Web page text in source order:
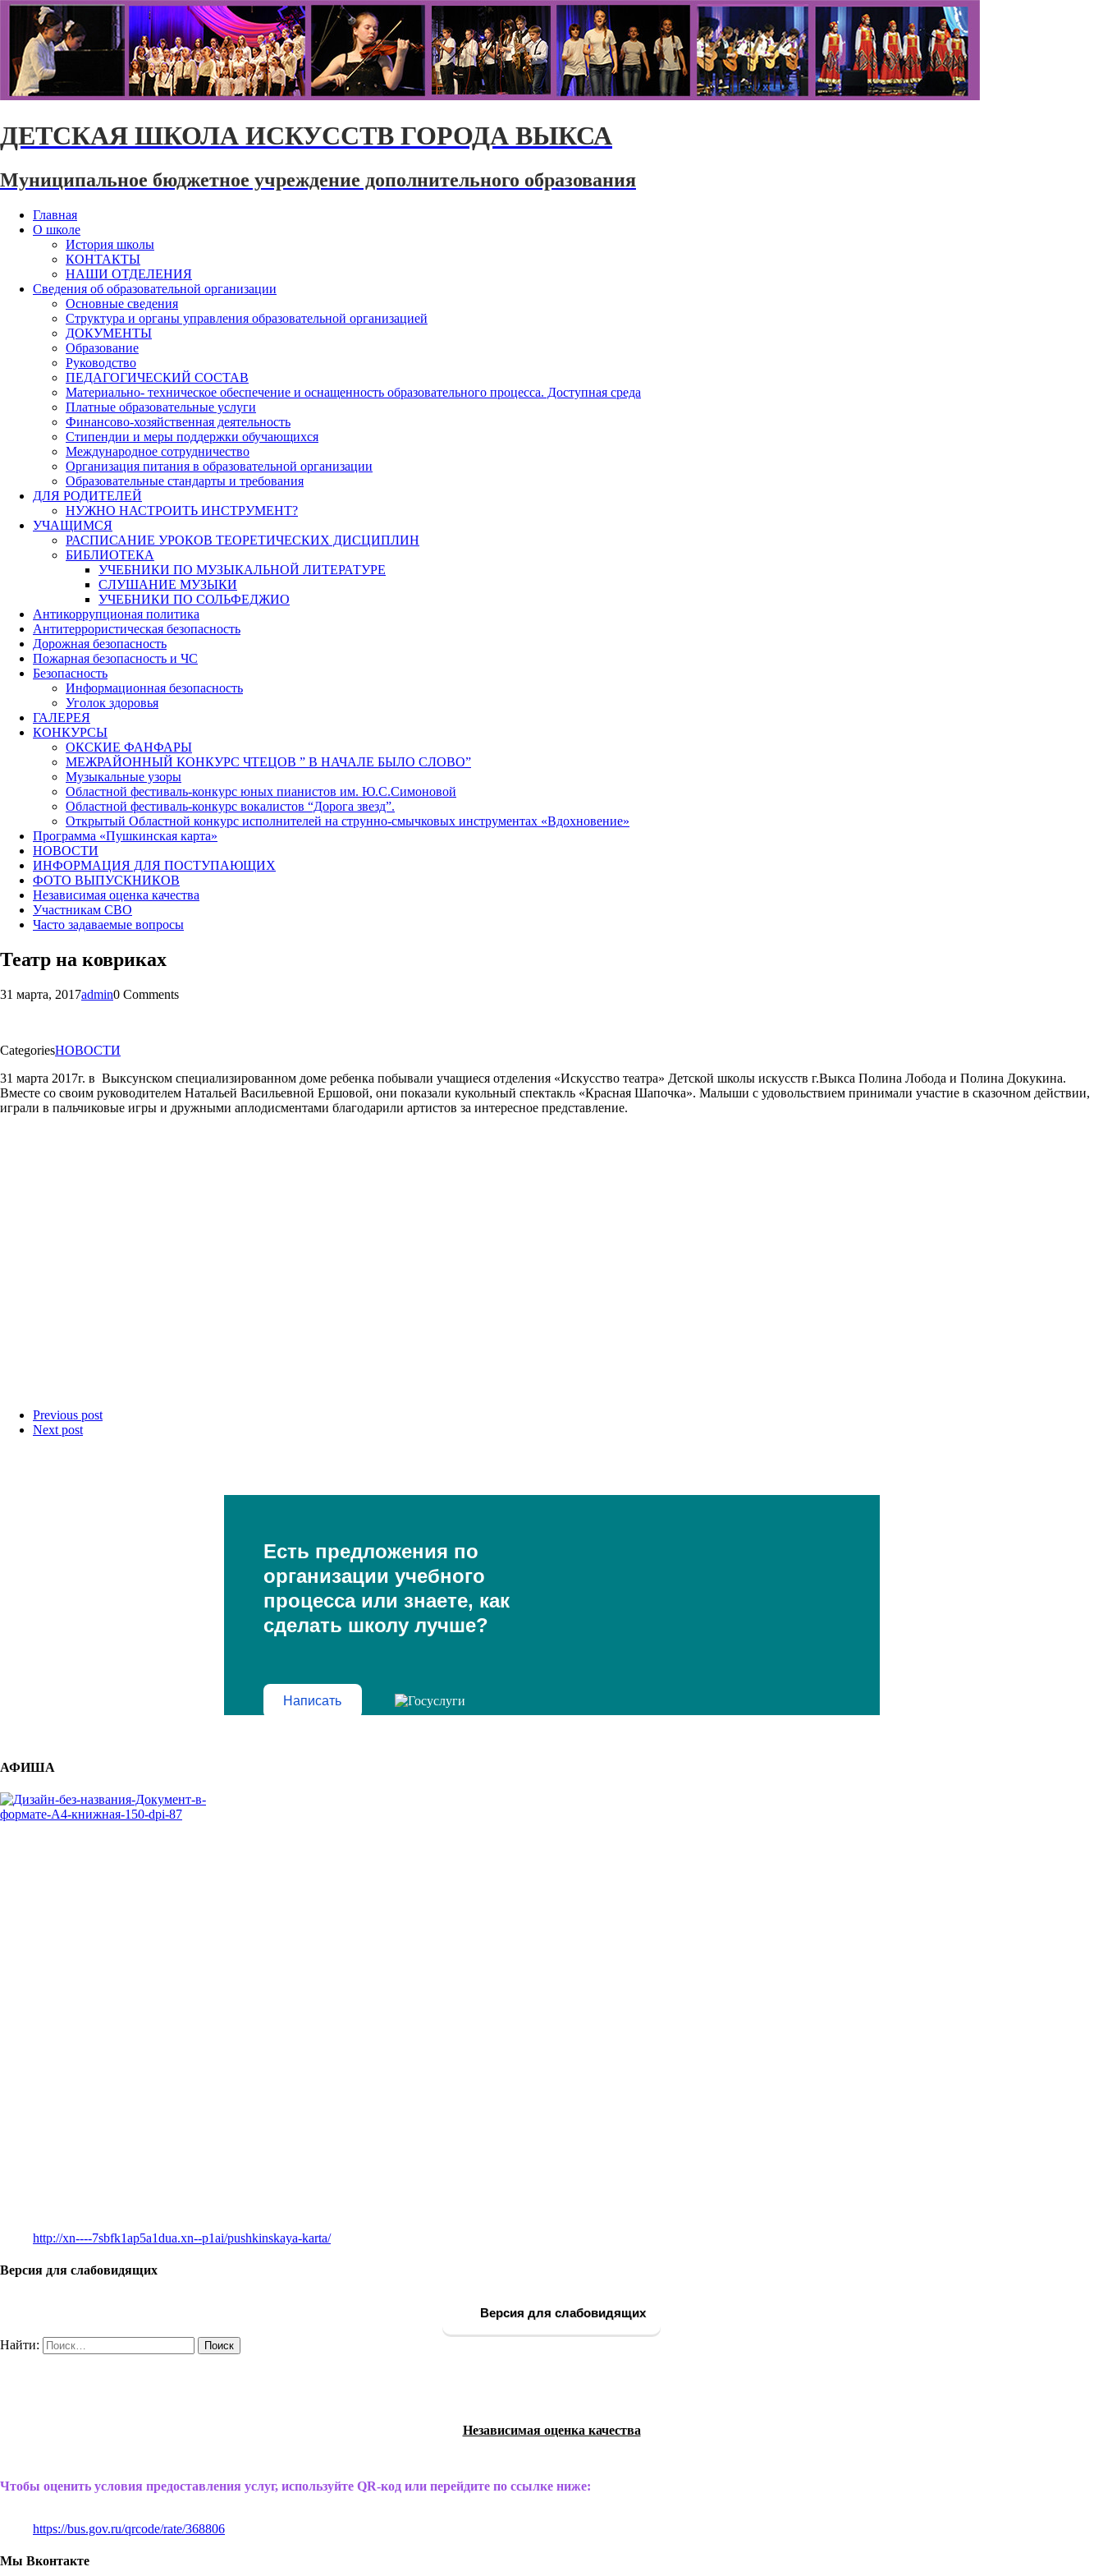
ДЕТСКАЯ ШКОЛА ИСКУССТВ ГОРОДА ВЫКСА
Муниципальное бюджетное учреждение дополнительного образования
Главная
О школе
История школы
КОНТАКТЫ
НАШИ ОТДЕЛЕНИЯ
Сведения об образовательной организации
Основные сведения
Структура и органы управления образовательной организацией
ДОКУМЕНТЫ
Образование
Руководство
ПЕДАГОГИЧЕСКИЙ СОСТАВ
Материально- техническое обеспечение и оснащенность образовательного процесса. Доступная среда
Платные образовательные услуги
Финансово-хозяйственная деятельность
Стипендии и меры поддержки обучающихся
Международное сотрудничество
Организация питания в образовательной организации
Образовательные стандарты и требования
ДЛЯ РОДИТЕЛЕЙ
НУЖНО НАСТРОИТЬ ИНСТРУМЕНТ?
УЧАЩИМСЯ
РАСПИСАНИЕ УРОКОВ ТЕОРЕТИЧЕСКИХ ДИСЦИПЛИН
БИБЛИОТЕКА
УЧЕБНИКИ ПО МУЗЫКАЛЬНОЙ ЛИТЕРАТУРЕ
СЛУШАНИЕ МУЗЫКИ
УЧЕБНИКИ ПО СОЛЬФЕДЖИО
Антикоррупционая политика
Антитеррористическая безопасность
Дорожная безопасность
Пожарная безопасность и ЧС
Безопасность
Информационная безопасность
Уголок здоровья
ГАЛЕРЕЯ
КОНКУРСЫ
ОКСКИЕ ФАНФАРЫ
МЕЖРАЙОННЫЙ КОНКУРС ЧТЕЦОВ ” В НАЧАЛЕ БЫЛО СЛОВО”
Музыкальные узоры
Областной фестиваль-конкурс юных пианистов им. Ю.С.Симоновой
Областной фестиваль-конкурс вокалистов “Дорога звезд”.
Открытый Областной конкурс исполнителей на струнно-смычковых инструментах «Вдохновение»
Программа «Пушкинская карта»
НОВОСТИ
ИНФОРМАЦИЯ ДЛЯ ПОСТУПАЮЩИХ
ФОТО ВЫПУСКНИКОВ
Независимая оценка качества
Участникам СВО
Часто задаваемые вопросы
Театр на ковриках
31 марта, 2017admin0 Comments
CategoriesНОВОСТИ
31 марта 2017г. в Выксунском специализированном доме ребенка побывали учащиеся отделения «Искусство театра» Детской школы искусств г.Выкса Полина Лобода и Полина Докукина.
Вместе со своим руководителем Натальей Васильевной Ершовой, они показали кукольный спектакль «Красная Шапочка». Малыши с удовольствием принимали участие в сказочном действии,
играли в пальчиковые игры и дружными аплодисментами благодарили артистов за интересное представление.
Previous post
Next post
Есть предложения по
организации учебного
процесса или знаете, как
сделать школу лучше?
Написать
АФИША
http://xn----7sbfk1ap5a1dua.xn--p1ai/pushkinskaya-karta/
Версия для слабовидящих
Версия для слабовидящих
Найти:
Независимая оценка качества
Чтобы оценить условия предоставления услуг, используйте QR-код или перейдите по ссылке ниже:
https://bus.gov.ru/qrcode/rate/368806
Мы Вконтакте